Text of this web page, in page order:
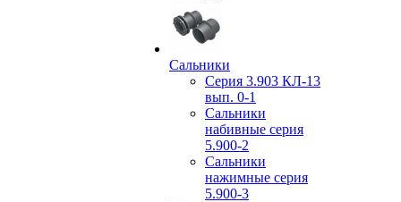
Сальники
Серия 3.903 КЛ-13
вып. 0-1
Сальники
набивные серия
5.900-2
Сальники
нажимные серия
5.900-3